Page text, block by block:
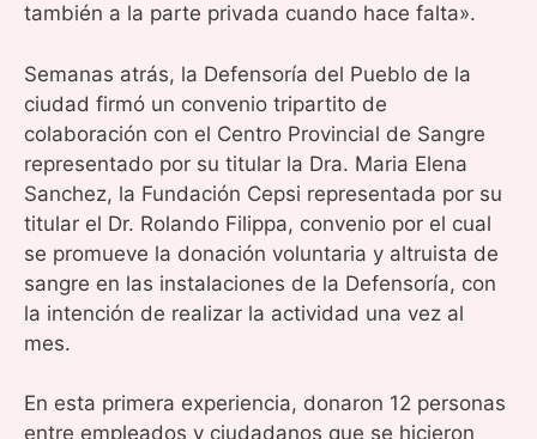
también a la parte privada cuando hace falta».
Semanas atrás, la Defensoría del Pueblo de la
ciudad firmó un convenio tripartito de
colaboración con el Centro Provincial de Sangre
representado por su titular la Dra. Maria Elena
Sanchez, la Fundación Cepsi representada por su
titular el Dr. Rolando Filippa, convenio por el cual
se promueve la donación voluntaria y altruista de
sangre en las instalaciones de la Defensoría, con
la intención de realizar la actividad una vez al
mes.
En esta primera experiencia, donaron 12 personas
entre empleados y ciudadanos que se hicieron